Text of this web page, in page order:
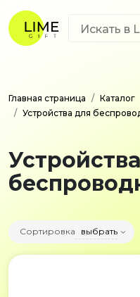
Главная страница Каталог
Устройства для
Сортировка выбрать